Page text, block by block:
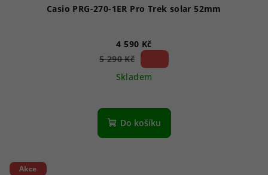
Casio PRG-270-1ER Pro Trek solar 52mm
4 590 Kč
5 290 Kč
Skladem
Do košíku
Akce